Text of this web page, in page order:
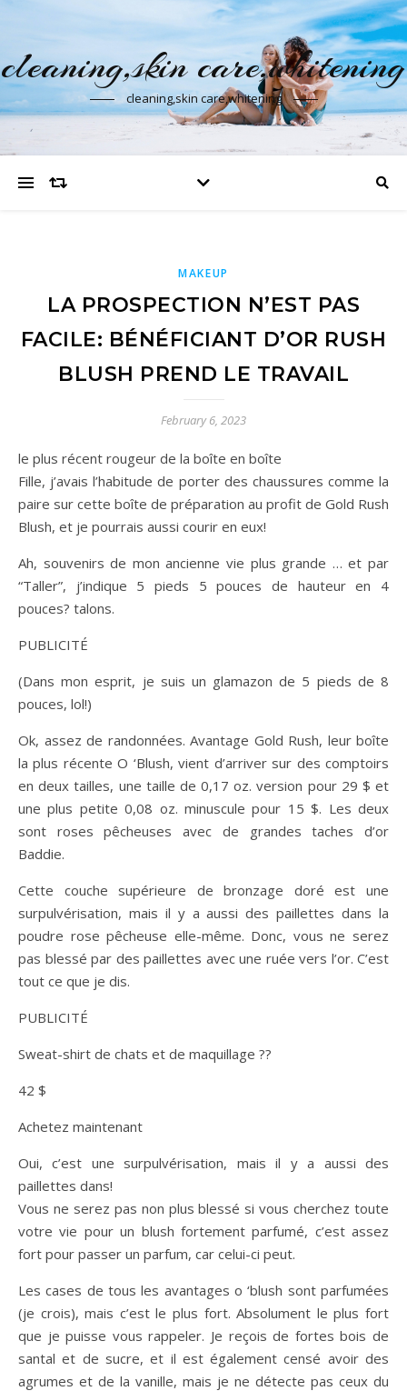
cleaning,skin care,whitening
cleaning,skin care,whitening
MAKEUP
LA PROSPECTION N’EST PAS
FACILE: BÉNÉFICIANT D’OR RUSH
BLUSH PREND LE TRAVAIL
February 6, 2023
le plus récent rougeur de la boîte en boîte
Fille, j’avais l’habitude de porter des chaussures comme la
paire sur cette boîte de préparation au profit de Gold Rush
Blush, et je pourrais aussi courir en eux!
Ah, souvenirs de mon ancienne vie plus grande … et par
“Taller”, j’indique 5 pieds 5 pouces de hauteur en 4
pouces? talons.
PUBLICITÉ
(Dans mon esprit, je suis un glamazon de 5 pieds de 8
pouces, lol!)
Ok, assez de randonnées. Avantage Gold Rush, leur boîte
la plus récente O ‘Blush, vient d’arriver sur des comptoirs
en deux tailles, une taille de 0,17 oz. version pour 29 $ et
une plus petite 0,08 oz. minuscule pour 15 $. Les deux
sont roses pêcheuses avec de grandes taches d’or
Baddie.
Cette couche supérieure de bronzage doré est une
surpulvérisation, mais il y a aussi des paillettes dans la
poudre rose pêcheuse elle-même. Donc, vous ne serez
pas blessé par des paillettes avec une ruée vers l’or. C’est
tout ce que je dis.
PUBLICITÉ
Sweat-shirt de chats et de maquillage ??
42 $
Achetez maintenant
Oui, c’est une surpulvérisation, mais il y a aussi des
paillettes dans!
Vous ne serez pas non plus blessé si vous cherchez toute
votre vie pour un blush fortement parfumé, c’est assez
fort pour passer un parfum, car celui-ci peut.
Les cases de tous les avantages o ‘blush sont parfumées
(je crois), mais c’est le plus fort. Absolument le plus fort
que je puisse vous rappeler. Je reçois de fortes bois de
santal et de sucre, et il est également censé avoir des
agrumes et de la vanille, mais je ne détecte pas ceux du